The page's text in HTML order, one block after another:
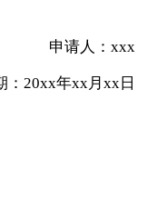
申请人：xxx
20xx年xx月xx日